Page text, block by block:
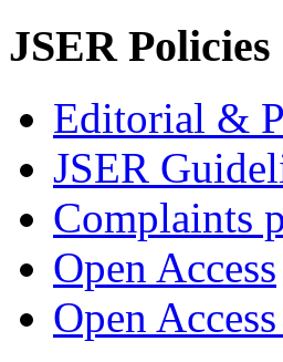
JSER Policies
Editorial &
JSER
Complaints
Open Access
Open